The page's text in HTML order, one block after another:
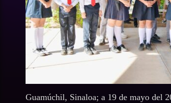
Guamúchil, Sinaloa; a 19 de mayo del